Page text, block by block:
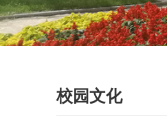
校园文化